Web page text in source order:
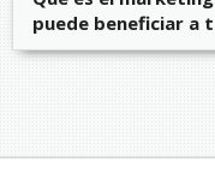
puede beneficiar a